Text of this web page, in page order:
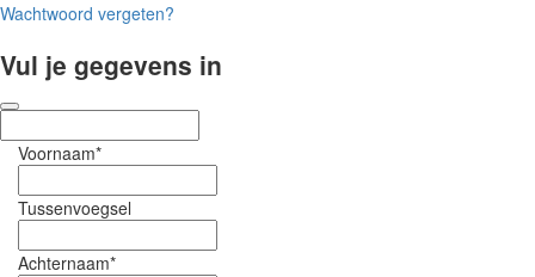
Wachtwoord vergeten?
Vul je gegevens in
Voornaam*
Tussenvoegsel
Achternaam*